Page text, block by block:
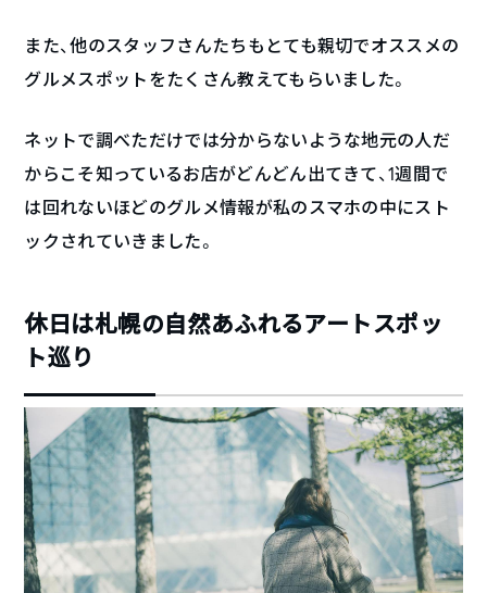
また、他のスタッフさんたちもとても親切でオススメの
グルメスポットをたくさん教えてもらいました。
ネットで調べただけでは分からないような地元の人だ
からこそ知っているお店がどんどん出てきて、1週間で
は回れないほどのグルメ情報が私のスマホの中にスト
ックされていきました。
休日は札幌の自然あふれるアートスポッ
ト巡り